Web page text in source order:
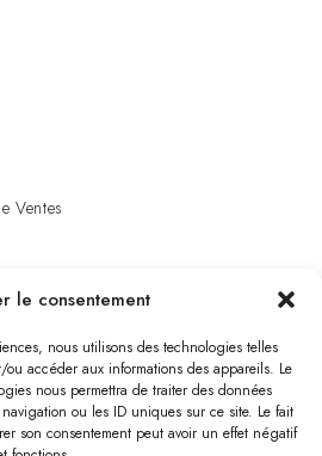
le consentement
nous utilisons des technologies telles
accéder aux informations des appareils. Le
nous permettra de traiter des données
ou les ID uniques sur ce site. Le fait
son consentement peut avoir un effet négatif
Ventes
11
- 19:00